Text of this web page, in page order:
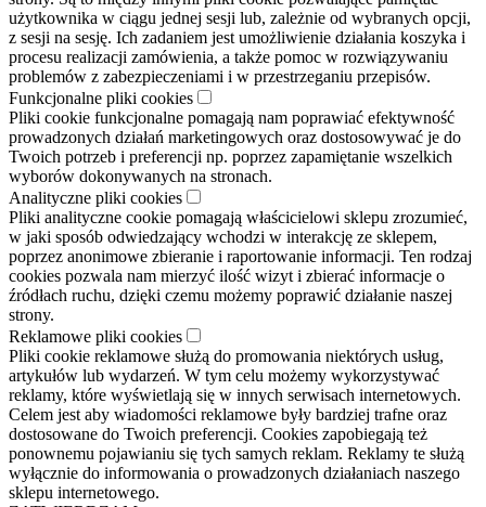
użytkownika w ciągu jednej sesji lub, zależnie od wybranych opcji,
z sesji na sesję. Ich zadaniem jest umożliwienie działania koszyka i
procesu realizacji zamówienia, a także pomoc w rozwiązywaniu
problemów z zabezpieczeniami i w przestrzeganiu przepisów.
Funkcjonalne pliki cookies
Pliki cookie funkcjonalne pomagają nam poprawiać efektywność
prowadzonych działań marketingowych oraz dostosowywać je do
Twoich potrzeb i preferencji np. poprzez zapamiętanie wszelkich
wyborów dokonywanych na stronach.
Analityczne pliki cookies
Pliki analityczne cookie pomagają właścicielowi sklepu zrozumieć,
w jaki sposób odwiedzający wchodzi w interakcję ze sklepem,
poprzez anonimowe zbieranie i raportowanie informacji. Ten rodzaj
cookies pozwala nam mierzyć ilość wizyt i zbierać informacje o
źródłach ruchu, dzięki czemu możemy poprawić działanie naszej
strony.
Reklamowe pliki cookies
Pliki cookie reklamowe służą do promowania niektórych usług,
artykułów lub wydarzeń. W tym celu możemy wykorzystywać
reklamy, które wyświetlają się w innych serwisach internetowych.
Celem jest aby wiadomości reklamowe były bardziej trafne oraz
dostosowane do Twoich preferencji. Cookies zapobiegają też
ponownemu pojawianiu się tych samych reklam. Reklamy te służą
wyłącznie do informowania o prowadzonych działaniach naszego
sklepu internetowego.